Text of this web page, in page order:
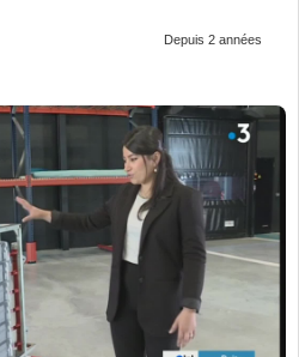
Depuis 2 années